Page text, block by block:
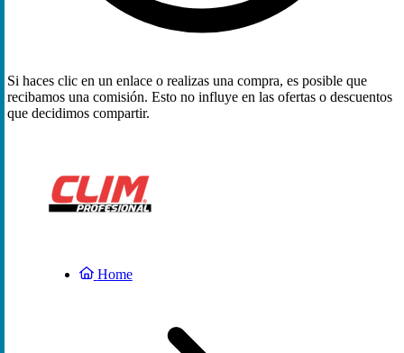
Si haces clic en un enlace o realizas una compra, es posible que
recibamos una comisión. Esto no influye en las ofertas o descuentos
que decidimos compartir.
Home